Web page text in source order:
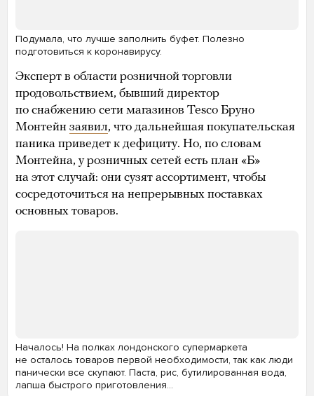
Подумала, что лучше заполнить буфет. Полезно
подготовиться к коронавирусу.
Эксперт в области розничной торговли
продовольствием, бывший директор
по снабжению сети магазинов Tesco Бруно
Монтейн заявил, что дальнейшая покупательская
паника приведет к дефициту. Но, по словам
Монтейна, у розничных сетей есть план «Б»
на этот случай: они сузят ассортимент, чтобы
сосредоточиться на непрерывных поставках
основных товаров.
Началось! На полках лондонского супермаркета
не осталось товаров первой необходимости, так как люди
панически все скупают. Паста, рис, бутилированная вода,
лапша быстрого приготовления…